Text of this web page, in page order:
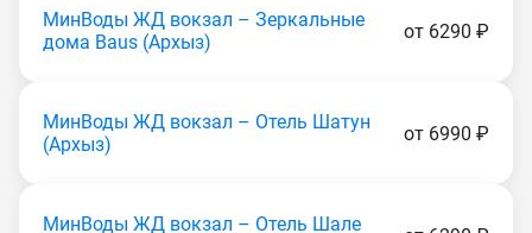
МинВоды ЖД вокзал – Зеркальные
дома Baus (Apxыз)
от 6290 ₽
МинВоды ЖД вокзал – Отель Шатун
(Apxыз)
от 6990 ₽
МинВоды ЖД вокзал – Отель Шале